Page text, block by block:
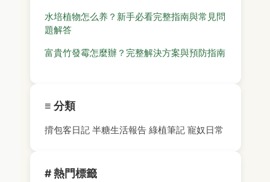
水培植物怎么养？新手必看完整指南與常見問
題解答
富貴竹發霉怎麼辦？完整解決方案與預防指南
≡ 分類
揹包客日記 半糖生活報告 綠植筆記 寵奴日常
# 熱門標籤